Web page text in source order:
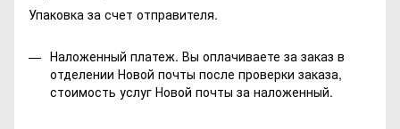
Упаковка за счет отправителя.
Наложенный платеж. Вы оплачиваете за заказ в
отделении Новой почты после проверки заказа,
стоимость услуг Новой почты за наложенный.